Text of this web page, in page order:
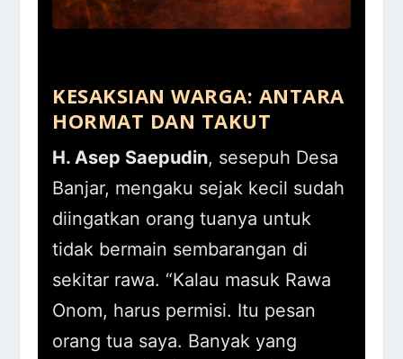
KESAKSIAN WARGA: ANTARA
HORMAT DAN TAKUT
H. Asep Saepudin, sesepuh Desa
Banjar, mengaku sejak kecil sudah
diingatkan orang tuanya untuk
tidak bermain sembarangan di
sekitar rawa. “Kalau masuk Rawa
Onom, harus permisi. Itu pesan
orang tua saya. Banyak yang